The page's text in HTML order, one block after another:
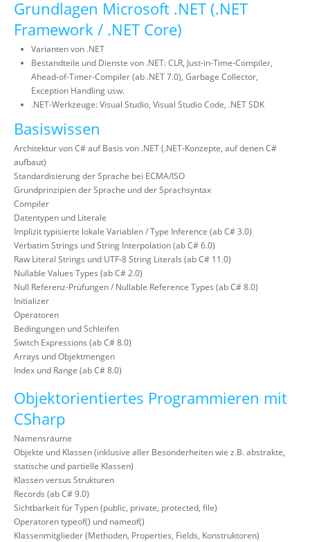
Grundlagen Microsoft .NET (.NET
Framework / .NET Core)
Varianten von .NET
Bestandteile und Dienste von .NET: CLR, Just-in-Time-Compiler,
Ahead-of-Timer-Compiler (ab .NET 7.0), Garbage Collector,
Exception Handling usw.
.NET-Werkzeuge: Visual Studio, Visual Studio Code, .NET SDK
Basiswissen
Architektur von C# auf Basis von .NET (.NET-Konzepte, auf denen C#
aufbaut)
Standardisierung der Sprache bei ECMA/ISO
Grundprinzipien der Sprache und der Sprachsyntax
Compiler
Datentypen und Literale
Implizit typisierte lokale Variablen / Type Inference (ab C# 3.0)
Verbatim Strings und String Interpolation (ab C# 6.0)
Raw Literal Strings und UTF-8 String Literals (ab C# 11.0)
Nullable Values Types (ab C# 2.0)
Null Referenz-Prüfungen / Nullable Reference Types (ab C# 8.0)
Initializer
Operatoren
Bedingungen und Schleifen
Switch Expressions (ab C# 8.0)
Arrays und Objektmengen
Index und Range (ab C# 8.0)
Objektorientiertes Programmieren mit
CSharp
Namensräume
Objekte und Klassen (inklusive aller Besonderheiten wie z.B. abstrakte,
statische und partielle Klassen)
Klassen versus Strukturen
Records (ab C# 9.0)
Sichtbarkeit für Typen (public, private, protected, file)
Operatoren typeof() und nameof()
Klassenmitglieder (Methoden, Properties, Fields, Konstruktoren)